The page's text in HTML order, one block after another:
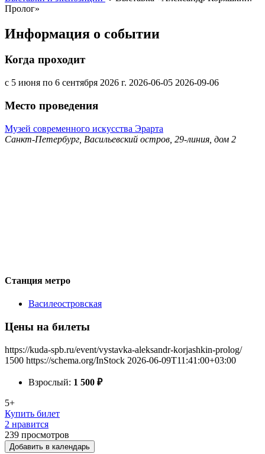
Пролог»
Информация о событии
Когда проходит
с 5 июня по 6 сентября 2026 г. 2026-06-05 2026-09-06
Место проведения
Музей современного искусства Эрарта
Санкт-Петербург, Васильевский остров, 29-линия, дом 2
Станция метро
Василеостровская
Цены на билеты
https://kuda-spb.ru/event/vystavka-aleksandr-korjashkin-prolog/
1500 https://schema.org/InStock 2026-06-09T11:41:00+03:00
Взрослый: 1 500 ₽
5+
Купить билет
2 нравится
239 просмотров
Добавить в календарь